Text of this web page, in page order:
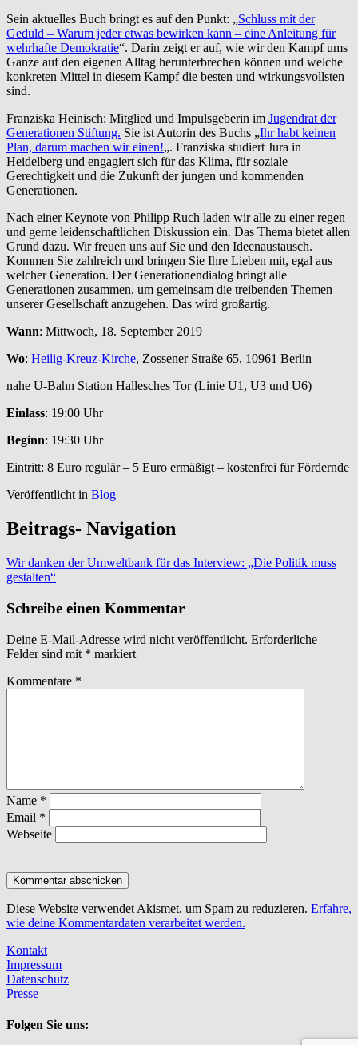
Sein aktuelles Buch bringt es auf den Punkt: „Schluss mit der
Geduld – Warum jeder etwas bewirken kann – eine Anleitung für
wehrhafte Demokratie“. Darin zeigt er auf, wie wir den Kampf ums
Ganze auf den eigenen Alltag herunterbrechen können und welche
konkreten Mittel in diesem Kampf die besten und wirkungsvollsten
sind.
Franziska Heinisch: Mitglied und Impulsgeberin im Jugendrat der
Generationen Stiftung. Sie ist Autorin des Buchs „Ihr habt keinen
Plan, darum machen wir einen!„. Franziska studiert Jura in
Heidelberg und engagiert sich für das Klima, für soziale
Gerechtigkeit und die Zukunft der jungen und kommenden
Generationen.
Nach einer Keynote von Philipp Ruch laden wir alle zu einer regen
und gerne leidenschaftlichen Diskussion ein. Das Thema bietet allen
Grund dazu. Wir freuen uns auf Sie und den Ideenaustausch.
Kommen Sie zahlreich und bringen Sie Ihre Lieben mit, egal aus
welcher Generation. Der Generationendialog bringt alle
Generationen zusammen, um gemeinsam die treibenden Themen
unserer Gesellschaft anzugehen. Das wird großartig.
Wann: Mittwoch, 18. September 2019
Wo: Heilig-Kreuz-Kirche, Zossener Straße 65, 10961 Berlin
nahe U-Bahn Station Hallesches Tor (Linie U1, U3 und U6)
Einlass: 19:00 Uhr
Beginn: 19:30 Uhr
Eintritt: 8 Euro regulär – 5 Euro ermäßigt – kostenfrei für Fördernde
Veröffentlicht in Blog
Beitrags- Navigation
Wir danken der Umweltbank für das Interview: „Die Politik muss
gestalten“
Schreibe einen Kommentar
Deine E-Mail-Adresse wird nicht veröffentlicht. Erforderliche
Felder sind mit * markiert
Kommentare *
Name *
Email *
Webseite
Diese Website verwendet Akismet, um Spam zu reduzieren. Erfahre,
wie deine Kommentardaten verarbeitet werden.
Kontakt
Impressum
Datenschutz
Presse
Folgen Sie uns: